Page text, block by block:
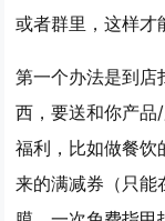
或者群里，这样才
第一个办法是到店
西，要送和你产
福利，比如做餐饮
来的满减券（只能